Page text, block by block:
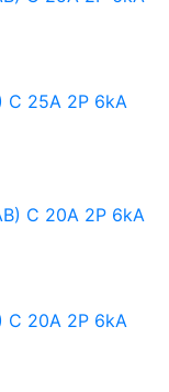
C 25A 2P 6kA
C 20A 2P 6kA